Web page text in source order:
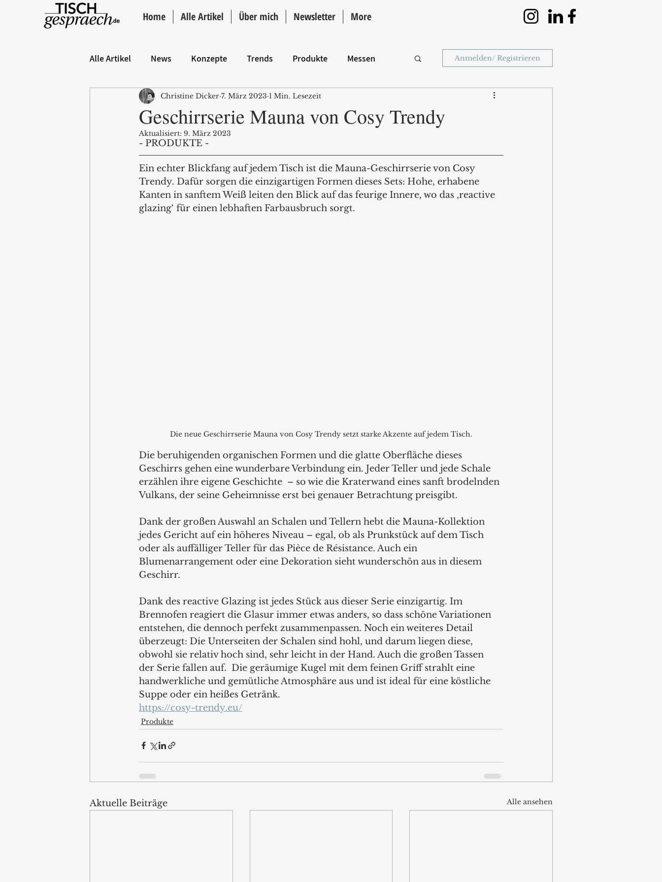
Home Alle Artikel Über mich Newsletter More
Alle Artikel News Konzepte Trends Produkte Messen
Hintergrund ANZEIGE Intro
Anmelden/ Registrieren
Geschirrserie Mauna von Cosy Trendy
Christine Dicker 7. März 2023 1 Min. Lesezeit
Aktualisiert: 9. März 2023
- PRODUKTE -
Ein echter Blickfang auf jedem Tisch ist die Mauna-Geschirrserie von Cosy
Trendy. Dafür sorgen die einzigartigen Formen dieses Sets: Hohe, erhabene
Kanten in sanftem Weiß leiten den Blick auf das feurige Innere, wo das ‚reactive
glazing‘ für einen lebhaften Farbausbruch sorgt.
Die neue Geschirrserie Mauna von Cosy Trendy setzt starke Akzente auf jedem Tisch.
Die beruhigenden organischen Formen und die glatte Oberfläche dieses
Geschirrs gehen eine wunderbare Verbindung ein. Jeder Teller und jede Schale
erzählen ihre eigene Geschichte  – so wie die Kraterwand eines sanft brodelnden
Vulkans, der seine Geheimnisse erst bei genauer Betrachtung preisgibt.
Dank der großen Auswahl an Schalen und Tellern hebt die Mauna-Kollektion
jedes Gericht auf ein höheres Niveau – egal, ob als Prunkstück auf dem Tisch
oder als auffälliger Teller für das Pièce de Résistance. Auch ein
Blumenarrangement oder eine Dekoration sieht wunderschön aus in diesem
Geschirr.
Dank des reactive Glazing ist jedes Stück aus dieser Serie einzigartig. Im
Brennofen reagiert die Glasur immer etwas anders, so dass schöne Variationen
entstehen, die dennoch perfekt zusammenpassen. Noch ein weiteres Detail
überzeugt: Die Unterseiten der Schalen sind hohl, und darum liegen diese,
obwohl sie relativ hoch sind, sehr leicht in der Hand. Auch die großen Tassen
der Serie fallen auf.  Die geräumige Kugel mit dem feinen Griff strahlt eine
handwerkliche und gemütliche Atmosphäre aus und ist ideal für eine köstliche
Suppe oder ein heißes Getränk.
https://cosy-trendy.eu/
Produkte
Aktuelle Beiträge Alle ansehen